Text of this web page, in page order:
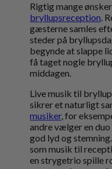
Rigtig mange
bryllupsreception.
gæsterne samles
steder på
begynde at slappe
få taget nogle
middagen.
Live musik til
sikrer et naturligt
musiker, for
andre vælger en
god lyd og stemning.
som musik til
en strygetrio spille